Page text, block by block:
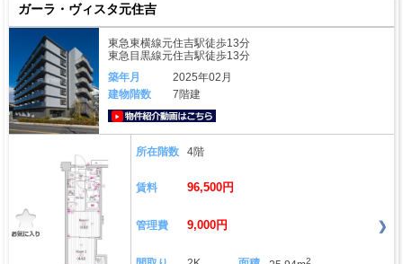
ガーラ・ヴィスタ元住吉
東急東横線元住吉駅徒歩13分
東急目黒線元住吉駅徒歩13分
築年月
2025年02月
建物階数
7階建
所在階数 4階
賃料 96,500円
管理費 9,000円
2